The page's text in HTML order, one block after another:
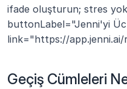
ifade oluşturun; stres
buttonLabel="Jenni'yi
link="https://
Geçiş Cümleleri